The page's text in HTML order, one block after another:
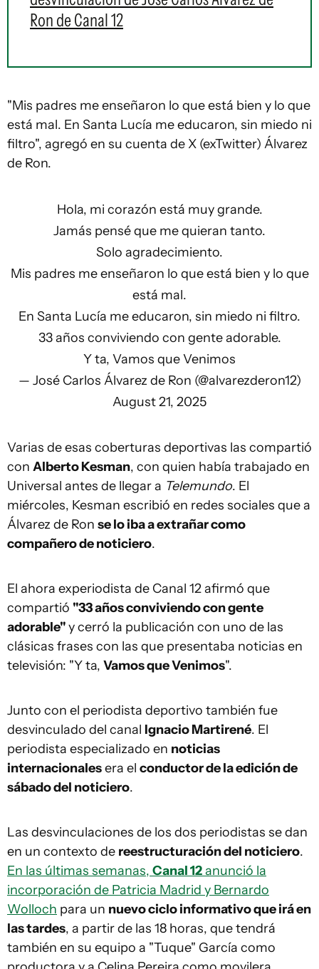
Ron de Canal 12
"Mis padres me enseñaron lo que está bien y lo que
está mal. En Santa Lucía me educaron, sin miedo ni
filtro", agregó en su cuenta de X (exTwitter) Álvarez
de Ron.
Hola, mi corazón está muy grande.
Jamás pensé que me quieran tanto.
Solo agradecimiento.
Mis padres me enseñaron lo que está bien y lo que
está mal.
En Santa Lucía me educaron, sin miedo ni filtro.
33 años conviviendo con gente adorable.
Y ta, Vamos que Venimos
— José Carlos Álvarez de Ron (@alvarezderon12)
August 21, 2025
Varias de esas coberturas deportivas las compartió
con Alberto Kesman, con quien había trabajado en
Universal antes de llegar a Telemundo. El
miércoles, Kesman escribió en redes sociales que a
Álvarez de Ron se lo iba a extrañar como
compañero de noticiero.
El ahora experiodista de Canal 12 afirmó que
compartió "33 años conviviendo con gente
adorable"y cerró la publicación con uno de las
clásicas frases con las que presentaba noticias en
televisión: "Y ta, Vamos que Venimos".
Junto con el periodista deportivo también fue
desvinculado del canal Ignacio Martirené. El
periodista especializado en noticias
internacionalesera el conductor de la edición de
sábado del noticiero.
Las desvinculaciones de los dos periodistas se dan
en un contexto de reestructuración del noticiero.
En las últimas semanas, Canal 12anunció la
incorporación de Patricia Madrid y Bernardo
Wolloch para un nuevo ciclo informativo que irá en
las tardes, a partir de las 18 horas, que tendrá
también en su equipo a "Tuque" García como